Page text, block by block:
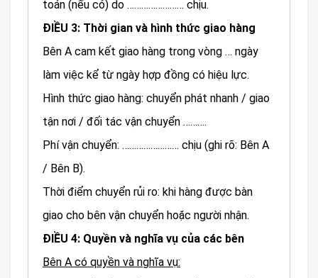
toán (nếu có) do …………………… chịu.
ĐIỀU 3: Thời gian và hình thức giao hàng
Bên A cam kết giao hàng trong vòng … ngày
làm việc kể từ ngày hợp đồng có hiệu lực.
Hình thức giao hàng: chuyển phát nhanh / giao
tận nơi / đối tác vận chuyển ……….
Phí vận chuyển: …………………… chịu (ghi rõ: Bên A
/ Bên B).
Thời điểm chuyển rủi ro: khi hàng được bàn
giao cho bên vận chuyển hoặc người nhận.
ĐIỀU 4: Quyền và nghĩa vụ của các bên
Bên A có quyền và nghĩa vụ: